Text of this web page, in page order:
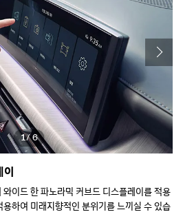
이드 한 파노라믹 커브드 디스플레이를 적용
하여 미래지향적인 분위기를 느끼실 수 있습
1/ 6